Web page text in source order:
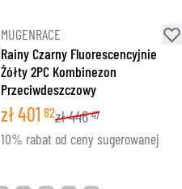
MUGENRACE
Rainy Czarny Fluorescencyjnie
Żółty 2PC Kombinezon
Przeciwdeszczowy
zł401 82zł446 47
10% rabat od ceny sugerowanej